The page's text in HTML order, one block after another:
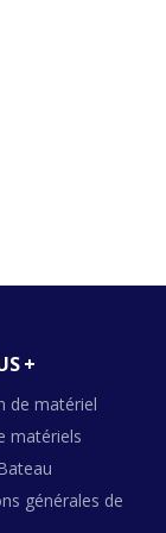
+
de matériel
matériels
générales de